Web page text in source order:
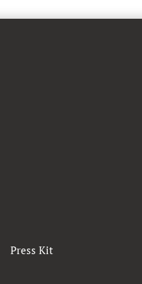
Press Kit